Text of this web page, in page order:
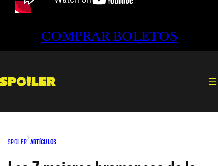
COMPRAR BOLETOS
SPOILER ARTÍCULOS